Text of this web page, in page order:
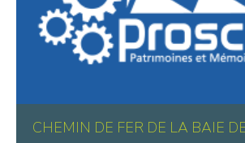
CHEMIN DE FER DE LA BAIE